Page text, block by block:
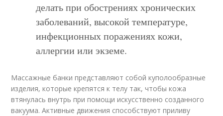
делать при обострениях хронических
заболеваний, высокой температуре,
инфекционных поражениях кожи,
аллергии или экземе.
Массажные банки представляют собой куполообразные
изделия, которые крепятся к телу так, чтобы кожа
втянулась внутрь при помощи искусственно созданного
вакуума. Активные движения способствуют приливу